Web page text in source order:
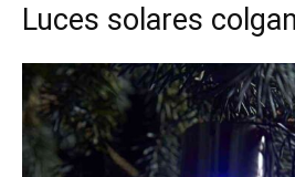
Luces solares